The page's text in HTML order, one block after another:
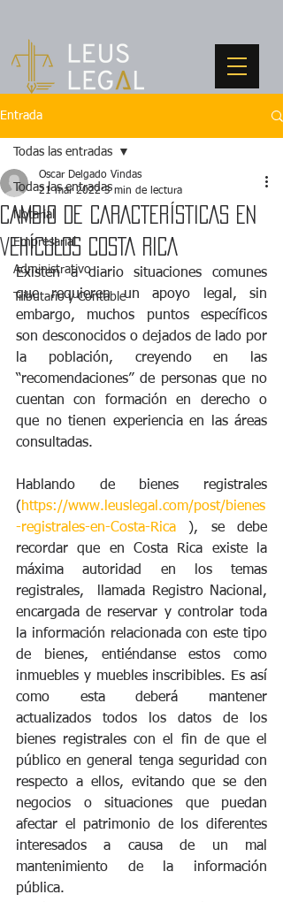
Entrada
Todas las entradas
Notarial
Empresarial
Administrativo
Tributario y Contable
Todas las entradas
CAMBIO DE CARACTERÍSTICAS EN
VEHÍCULOS COSTA RICA
Oscar Delgado Vindas
21 mar 2022 3 min de lectura
Existen a diario situaciones comunes
que requieren un apoyo legal, sin
embargo, muchos puntos específicos
son desconocidos o dejados de lado por
la población, creyendo en las
“recomendaciones” de personas que no
cuentan con formación en derecho o
que no tienen experiencia en las áreas
consultadas.
Hablando de bienes registrales
( https://www.leuslegal.com/post/bienes
-registrales-en-Costa-Rica ), se debe
recordar que en Costa Rica existe la
máxima autoridad en los temas
registrales,  llamada Registro Nacional,
encargada de reservar y controlar toda
la información relacionada con este tipo
de bienes, entiéndanse estos como
inmuebles y muebles inscribibles. Es así
como esta deberá mantener
actualizados todos los datos de los
bienes registrales con el fin de que el
público en general tenga seguridad con
respecto a ellos, evitando que se den
negocios o situaciones que puedan
afectar el patrimonio de los diferentes
interesados a causa de un mal
mantenimiento de la información
pública.